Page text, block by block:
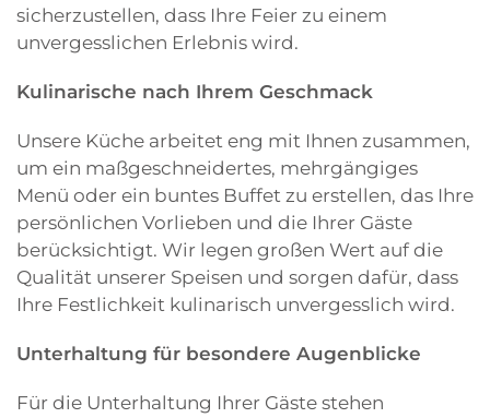
sicherzustellen, dass Ihre Feier zu einem
unvergesslichen Erlebnis wird.
Kulinarische nach Ihrem Geschmack
Unsere Küche arbeitet eng mit Ihnen zusammen,
um ein maßgeschneidertes, mehrgängiges
Menü oder ein buntes Buffet zu erstellen, das Ihre
persönlichen Vorlieben und die Ihrer Gäste
berücksichtigt. Wir legen großen Wert auf die
Qualität unserer Speisen und sorgen dafür, dass
Ihre Festlichkeit kulinarisch unvergesslich wird.
Unterhaltung für besondere Augenblicke
Für die Unterhaltung Ihrer Gäste stehen